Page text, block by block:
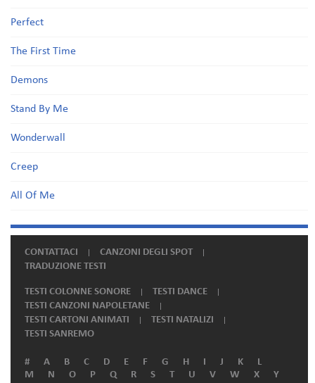
Perfect
The First Time
Demons
Stand By Me
Wonderwall
Creep
All Of Me
CONTATTACI
CANZONI DEGLI SPOT
TRADUZIONE TESTI
TESTI COLONNE SONORE
TESTI DANCE
TESTI CANZONI NAPOLETANE
TESTI CARTONI ANIMATI
TESTI NATALIZI
TESTI SANREMO
# A B C D E F G H I J K
L
M
N O P Q R S T U V W X
Y